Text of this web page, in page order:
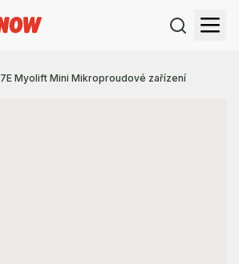
7E Myolift Mini Mikroproudové zařízení